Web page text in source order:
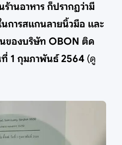
ร้านอาหาร ก็ปรากฏว่ามี
การสแกนลายนิ้วมือ และ
นของบริษัท OBON ติด
ที่ 1 กุมภาพันธ์ 2564 (ดู